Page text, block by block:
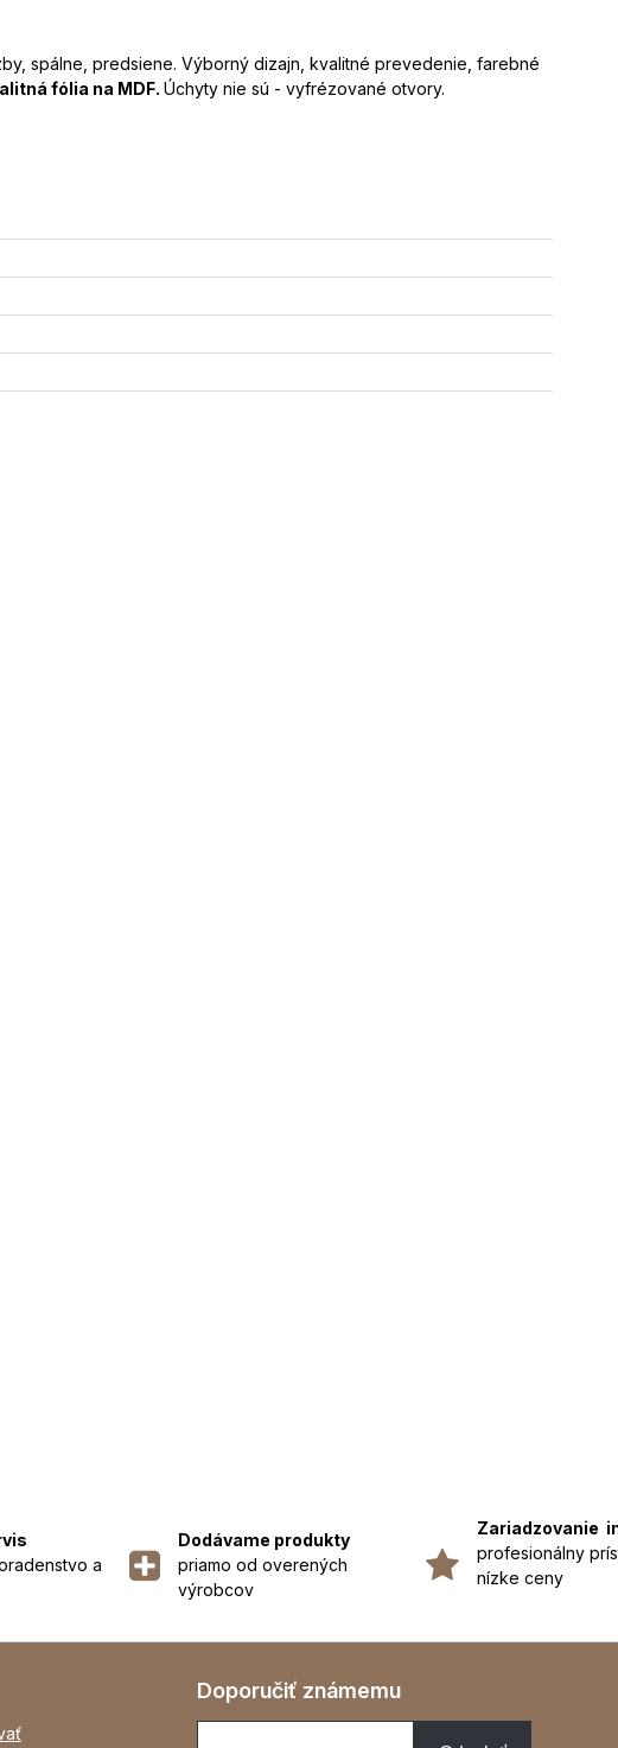
spálne, predsiene. Výborný dizajn, kvalitné prevedenie, farebné
fólia na MDF. Úchyty nie sú - vyfrézované otvory.
a
Dodávame produkty
priamo od overených
výrobcov
Zariadzovanie
profesionálny
nízke ceny
Doporučiť známemu